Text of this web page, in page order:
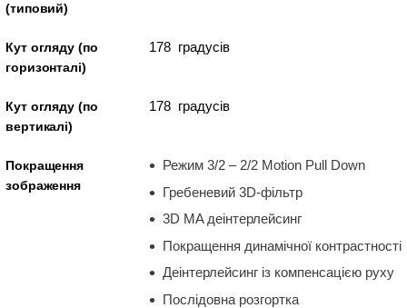
(типовий)
Кут огляду (по
горизонталі)
178 градусів
Кут огляду (по
вертикалі)
178 градусів
Покращення
зображення
Режим 3/2 – 2/2 Motion Pull Down
Гребеневий 3D-фільтр
3D MA деінтерлейсинг
Покращення динамічної контрастності
Деінтерлейсинг із компенсацією руху
Послідовна розгортка